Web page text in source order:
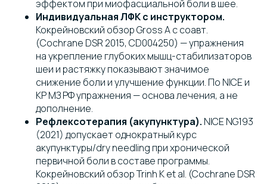
эффектом при миофасциальной боли в шее.
Индивидуальная ЛФК с инструктором.
Кокрейновский обзор Gross A с соавт.
(Cochrane DSR 2015, CD004250) — упражнения
на укрепление глубоких мышц-стабилизаторов
шеи и растяжку показывают значимое
снижение боли и улучшение функции. По NICE и
КР МЗ РФ упражнения — основа лечения, а не
дополнение.
Рефлексотерапия (акупунктура). NICE NG193
(2021) допускает однократный курс
акупунктуры/dry needling при хронической
первичной боли в составе программы.
Кокрейновский обзор Trinh K et al. (Cochrane DSR